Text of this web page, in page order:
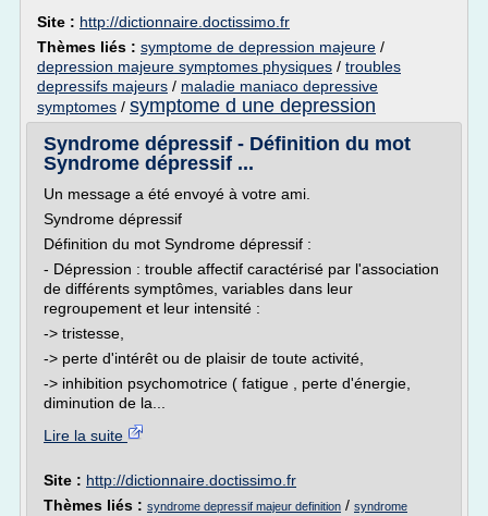
Site : http://dictionnaire.doctissimo.fr
Thèmes liés : symptome de depression majeure /
depression majeure symptomes physiques / troubles
depressifs majeurs / maladie maniaco depressive
symptomes / symptome d une depression
Syndrome dépressif - Définition du mot
Syndrome dépressif ...
Un message a été envoyé à votre ami.
Syndrome dépressif
Définition du mot Syndrome dépressif :
- Dépression : trouble affectif caractérisé par l'association
de différents symptômes, variables dans leur
regroupement et leur intensité :
-> tristesse,
-> perte d'intérêt ou de plaisir de toute activité,
-> inhibition psychomotrice ( fatigue , perte d'énergie,
diminution de la...
Lire la suite
Site : http://dictionnaire.doctissimo.fr
Thèmes liés : syndrome depressif majeur definition / syndrome